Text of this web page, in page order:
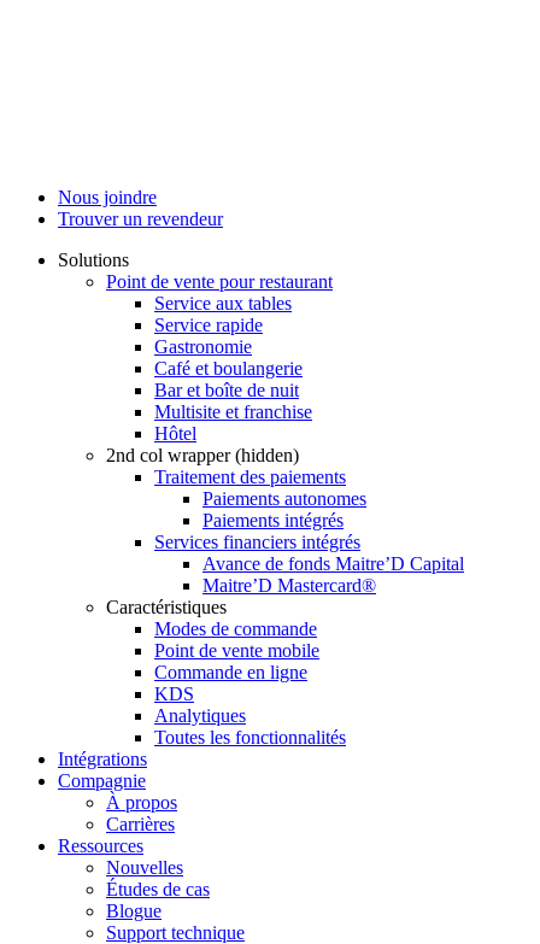
Nous joindre
Trouver un revendeur
Solutions
Point de vente pour restaurant
Service aux tables
Service rapide
Gastronomie
Café et boulangerie
Bar et boîte de nuit
Multisite et franchise
Hôtel
2nd col wrapper (hidden)
Traitement des paiements
Paiements autonomes
Paiements intégrés
Services financiers intégrés
Avance de fonds Maitre’D Capital
Maitre’D Mastercard®
Caractéristiques
Modes de commande
Point de vente mobile
Commande en ligne
KDS
Analytiques
Toutes les fonctionnalités
Intégrations
Compagnie
À propos
Carrières
Ressources
Nouvelles
Études de cas
Blogue
Support technique